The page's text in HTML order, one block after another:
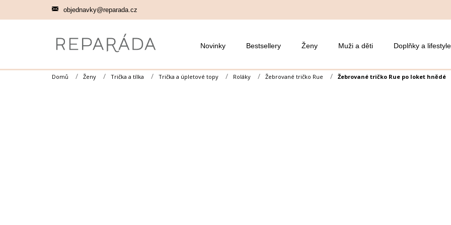
objednavky@reparada.cz
Novinky Bestsellery Ženy Muži a děti Doplňky a lifestyle
Domů Ženy Trička a tílka Trička a úpletové topy Roláky Žebrované tričko Rue Žebrované tričko Rue po loket hnědé